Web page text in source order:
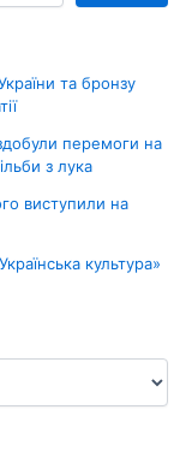
та бронзу
перемоги на
з лука
виступили на
культура»